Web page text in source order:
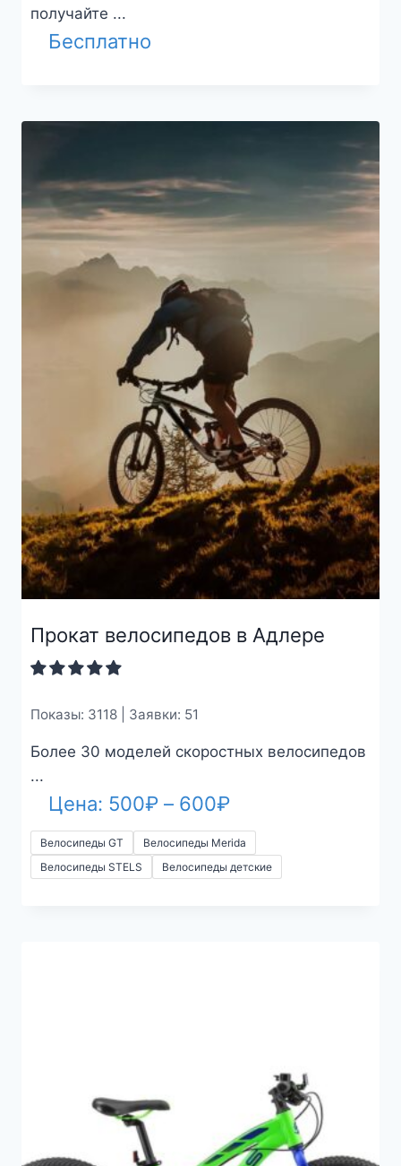
получайте ...
Бесплатно
Прокат велосипедов в Адлере
Показы: 3118 | Заявки: 51
Более 30 моделей скоростных велосипедов
...
Цена: 500₽ – 600₽Диапазон
цен:
500₽
Велосипеды GT
Велосипеды Merida
Велосипеды STELS
Велосипеды детские